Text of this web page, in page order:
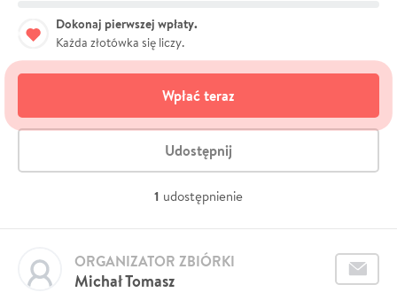
Dokonaj pierwszej wpłaty.
Każda złotówka się liczy.
Wpłać teraz
Udostępnij
1 udostępnienie
Michał Tomasz
ORGANIZATOR ZBIÓRKI